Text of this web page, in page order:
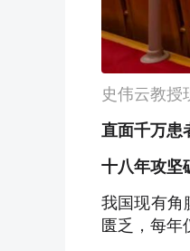
史伟云教授
直面千万患
十八年攻坚
我国现有角
匮乏，每年